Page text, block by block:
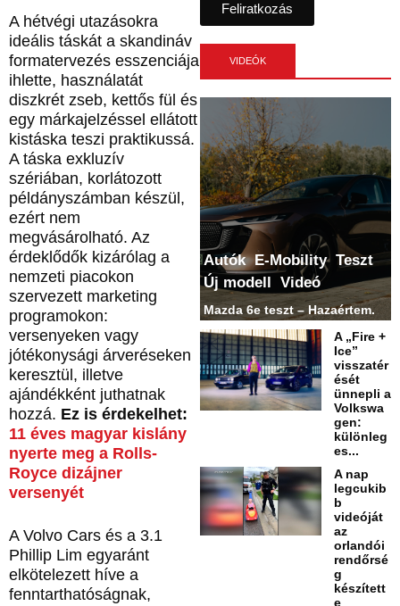
A hétvégi utazásokra
ideális táskát a skandináv
formatervezés esszenciája
ihlette, használatát
diszkrét zseb, kettős fül és
egy márkajelzéssel ellátott
kistáska teszi praktikussá.
A táska exkluzív
szériában, korlátozott
példányszámban készül,
ezért nem
megvásárolható. Az
érdeklődők kizárólag a
nemzeti piacokon
szervezett marketing
programokon:
versenyeken vagy
jótékonysági árveréseken
keresztül, illetve
ajándékként juthatnak
hozzá. Ez is érdekelhet:
11 éves magyar kislány
nyerte meg a Rolls-
Royce dizájner
versenyét
A Volvo Cars és a 3.1
Phillip Lim egyaránt
elkötelezett híve a
fenntarthatóságnak,
Feliratkozás
VIDEÓK
Autók E-Mobility Teszt
Új modell Videó
Mazda 6e teszt – Hazaértem.
A „Fire +
Ice”
visszatér
ését
ünnepli a
Volkswa
gen:
különleg
es...
A nap
legcukib
b
videóját
az
orlandói
rendőrsé
g
készített
e